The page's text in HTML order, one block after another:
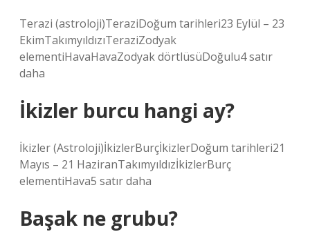
Terazi (astroloji)TeraziDoğum tarihleri23 Eylül – 23
EkimTakımyıldızıTeraziZodyak
elementiHavaHavaZodyak dörtlüsüDoğulu4 satır
daha
İkizler burcu hangi ay?
İkizler (Astroloji)İkizlerBurçİkizlerDoğum tarihleri21
Mayıs – 21 HaziranTakımyıldızİkizlerBurç
elementiHava5 satır daha
Başak ne grubu?